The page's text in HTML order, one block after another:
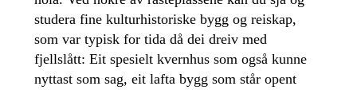
studera fine kulturhistoriske bygg og reiskap,
som var typisk for tida då dei dreiv med
fjellslått: Eit spesielt kvernhus som også kunne
nyttast som sag, eit lafta bygg som står opent